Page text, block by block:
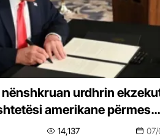
urdhrin
amerikane përmes
fëmijëve14,137